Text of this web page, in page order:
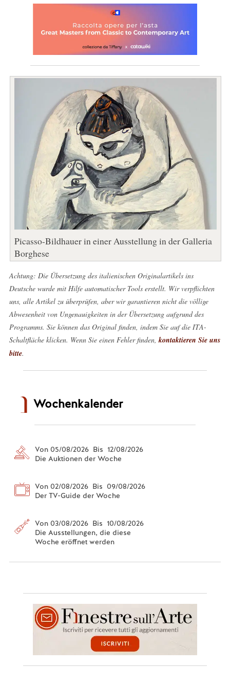
Picasso-Bildhauer in einer Ausstellung in der Galleria
Borghese
Achtung: Die Übersetzung des italienischen Originalartikels ins
Deutsche wurde mit Hilfe automatischer Tools erstellt. Wir verpflichten
uns, alle Artikel zu überprüfen, aber wir garantieren nicht die völlige
Abwesenheit von Ungenauigkeiten in der Übersetzung aufgrund des
Programms. Sie können das Original finden, indem Sie auf die ITA-
Schaltfläche klicken. Wenn Sie einen Fehler finden, kontaktieren Sie uns
bitte.
Wochenkalender
Von 05/08/2026 Bis 12/08/2026
Die Auktionen der Woche
Von 02/08/2026 Bis 09/08/2026
Der TV-Guide der Woche
Von 03/08/2026 Bis 10/08/2026
Die Ausstellungen, die diese
Woche eröffnet werden